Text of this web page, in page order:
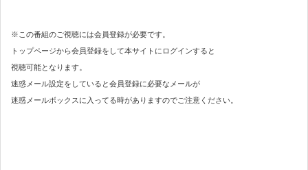
※この番組のご視聴には会員登録が必要です。
トップページから会員登録をして本サイトにログインすると
視聴可能となります。
迷惑メール設定をしていると会員登録に必要なメールが
迷惑メールボックスに入ってる時がありますのでご注意ください。